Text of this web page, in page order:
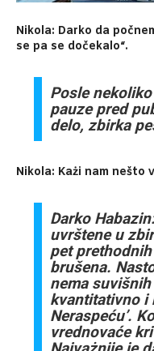
Nikola: Darko da
se pa se dočekalo“.
Posle
pauze pred
delo, zbirka
Nikola: Każi nam nešto
Darko
uvrštene u
pet
brušena.
nema
kvantitativno i
Neraspeću’.
vrednovaće